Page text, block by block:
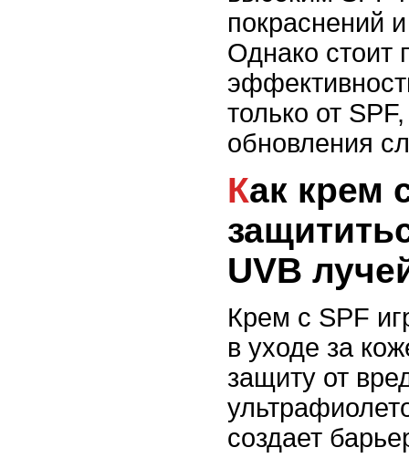
покраснений
Однако стоит
только от
обновления
Как крем с SPF помогает
UVB
Крем с SPF
в уходе за
защиту от
создает